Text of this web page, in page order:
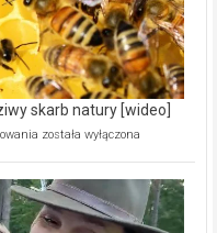
modernizację
oczyszczalni
ścieków
[wideo]
skarb natury [wideo]
Ekologiczne
–
prawdziwy
skarb
została wyłączona